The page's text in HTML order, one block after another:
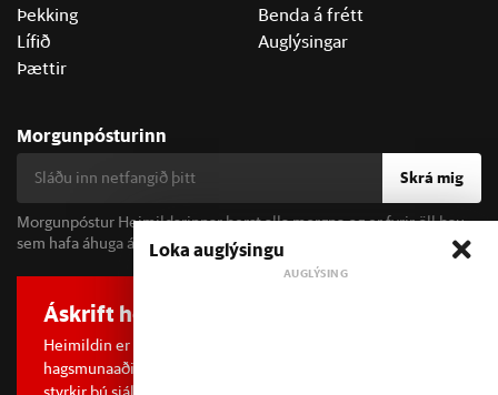
Þekking
Lífið
Þættir
Benda á frétt
Auglýsingar
Morgunpósturinn
Skrá mig
Morgunpóstur Heimildarinnar berst alla morgna og er fyrir öll þau
sem hafa áhuga á fréttum og þjóðfélagsumræðu.
Áskrift hefur áhrif
Heimildin er í dreifðu eignarhaldi og óháð
hagsmunaaðilum. Með því að kaupa áskrift að Heimildinni
Loka auglýsingu